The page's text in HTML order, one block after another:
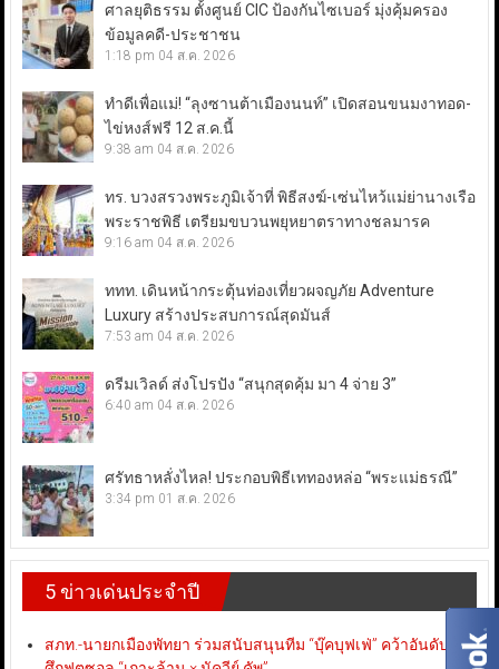
ศาลยุติธรรม ตั้งศูนย์ CIC ป้องกันไซเบอร์ มุ่งคุ้มครอง
ข้อมูลคดี-ประชาชน
1:18 pm 04 ส.ค. 2026
ทำดีเพื่อแม่! “ลุงซานต้าเมืองนนท์” เปิดสอนขนมงาทอด-
ไข่หงส์ฟรี 12 ส.ค.นี้
9:38 am 04 ส.ค. 2026
ทร. บวงสรวงพระภูมิเจ้าที่ พิธีสงฆ์-เซ่นไหว้แม่ย่านางเรือ
พระราชพิธี เตรียมขบวนพยุหยาตราทางชลมารค
9:16 am 04 ส.ค. 2026
ททท. เดินหน้ากระตุ้นท่องเที่ยวผจญภัย Adventure
Luxury สร้างประสบการณ์สุดมันส์
7:53 am 04 ส.ค. 2026
ดรีมเวิลด์ ส่งโปรปัง “สนุกสุดคุ้ม มา 4 จ่าย 3”
6:40 am 04 ส.ค. 2026
ศรัทธาหลั่งไหล! ประกอบพิธีเททองหล่อ “พระแม่ธรณี”
3:34 pm 01 ส.ค. 2026
5 ข่าวเด่นประจำปี
สภท.-นายกเมืองพัทยา ร่วมสนับสนุนทีม “บุ๊คบุฟเฟ่” คว้าอันดับ 3